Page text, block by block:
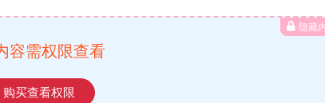
隐藏
容需权限查看
购买查看权限